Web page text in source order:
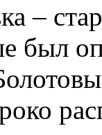
–
был